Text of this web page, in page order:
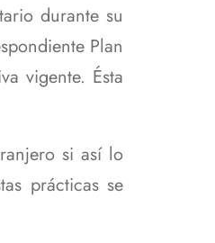
durante su
Plan
vigente. Ésta
si así lo
prácticas se